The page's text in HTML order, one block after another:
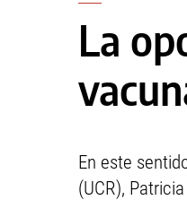
La
En este
(UCR),